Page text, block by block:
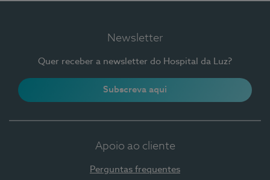
Newsletter
Quer receber a newsletter do Hospital da Luz?
Subscreva aqui
Apoio ao cliente
Perguntas frequentes